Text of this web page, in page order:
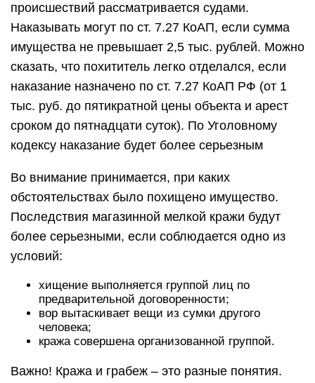
происшествий рассматривается судами.
Наказывать могут по ст. 7.27 КоАП, если сумма
имущества не превышает 2,5 тыс. рублей. Можно
сказать, что похититель легко отделался, если
наказание назначено по ст. 7.27 КоАП РФ (от 1
тыс. руб. до пятикратной цены объекта и арест
сроком до пятнадцати суток). По Уголовному
кодексу наказание будет более серьезным
Во внимание принимается, при каких
обстоятельствах было похищено имущество.
Последствия магазинной мелкой кражи будут
более серьезными, если соблюдается одно из
условий:
хищение выполняется группой лиц по
предварительной договоренности;
вор вытаскивает вещи из сумки другого
человека;
кража совершена организованной группой.
Важно! Кража и грабеж – это разные понятия.